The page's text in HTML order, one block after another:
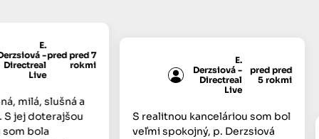
-
Live
pred pred 7
rokmi
milá, slušná a
jej doterajšou
bola
Derzsiová -
Directreal
Live
pred pred
5 rokmi
S realitnou kanceláriou som bol
veľmi spokojný, p. Derzsiová